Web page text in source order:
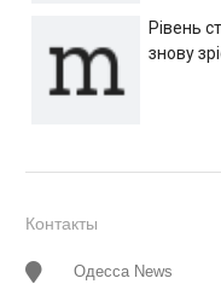
Рівень
знову
Контакты
Одесса News